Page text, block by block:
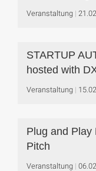
Veranstaltung
STARTUP
hosted with
Veranstaltung
Plug and Play
Pitch
Veranstaltung